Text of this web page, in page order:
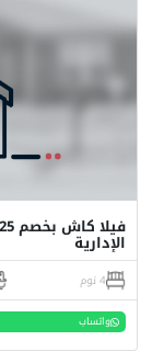
الإدارية
4 نوم
واتساب